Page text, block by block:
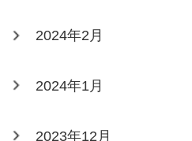
2024年2月
2024年1月
2023年12月